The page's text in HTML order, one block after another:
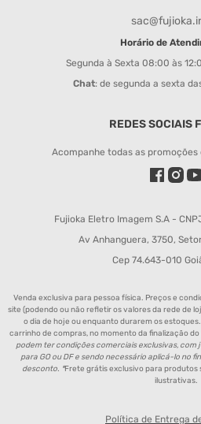
Horário de
Segunda à Sexta 08:00 às
Chat: de segunda a sexta
REDES SOCIAIS
Acompanhe todas as promoções
Fujioka Eletro Imagem S.A -
Av Anhanguera, 3750,
Cep 74.643-010
Venda exclusiva para pessoa física. Preços e
site (podendo ou não refletir os valores da rede de
o dia de hoje ou enquanto durarem os
carrinho de compras, no momento da finalização do
podem ter condições comerciais exclusivas, com
para GO ou DF e sendo necessário aplicá-lo no
desconto. *Frete grátis exclusivo para
ilustrativas.
Política de Entrega